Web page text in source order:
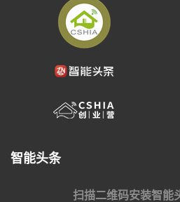
智能头条
扫描二维码安装智能